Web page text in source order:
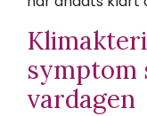
symptom
vardagen